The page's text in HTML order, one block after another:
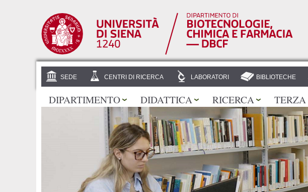
SEDE CENTRI DI RICERCA LABORATORI BIBLIOTECHE
DIPARTIMENTO DIDATTICA RICERCA